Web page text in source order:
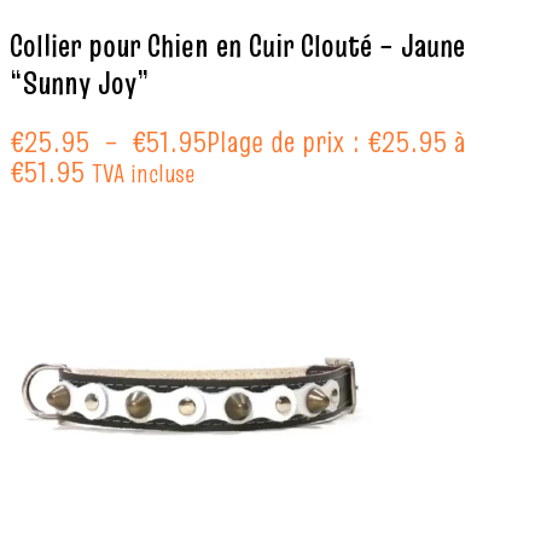
Collier pour Chien en Cuir Clouté – Jaune
“Sunny Joy”
€25.95 – €51.95Plage de prix : €25.95 à
€51.95 TVA incluse